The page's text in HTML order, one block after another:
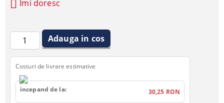
Îmi doresc
Costuri de livrare estimative
incepand de la: 30,25 RON